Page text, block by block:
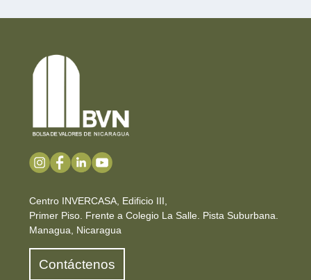
Centro INVERCASA, Edificio III,
Primer Piso. Frente a Colegio La Salle. Pista Suburbana.
Managua, Nicaragua
Contáctenos